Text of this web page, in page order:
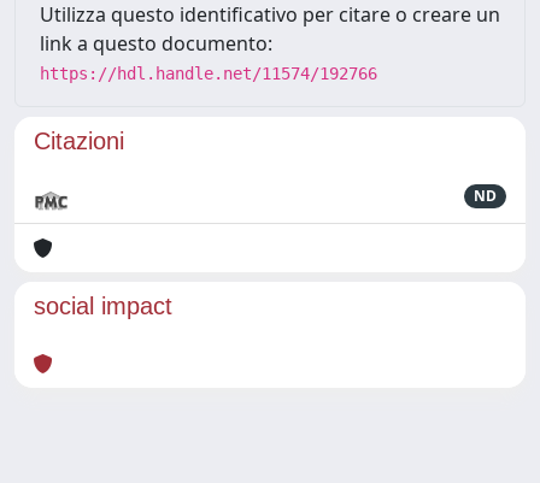
Utilizza questo identificativo per citare o creare un
link a questo documento:
https://hdl.handle.net/11574/192766
Citazioni
ND
social impact